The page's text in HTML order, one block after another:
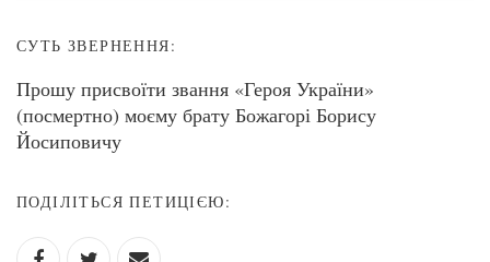
СУТЬ ЗВЕРНЕННЯ:
Прошу присвоїти звання «Героя України»
(посмертно) моєму брату Божагорі Борису
Йосиповичу
ПОДІЛІТЬСЯ ПЕТИЦІЄЮ: